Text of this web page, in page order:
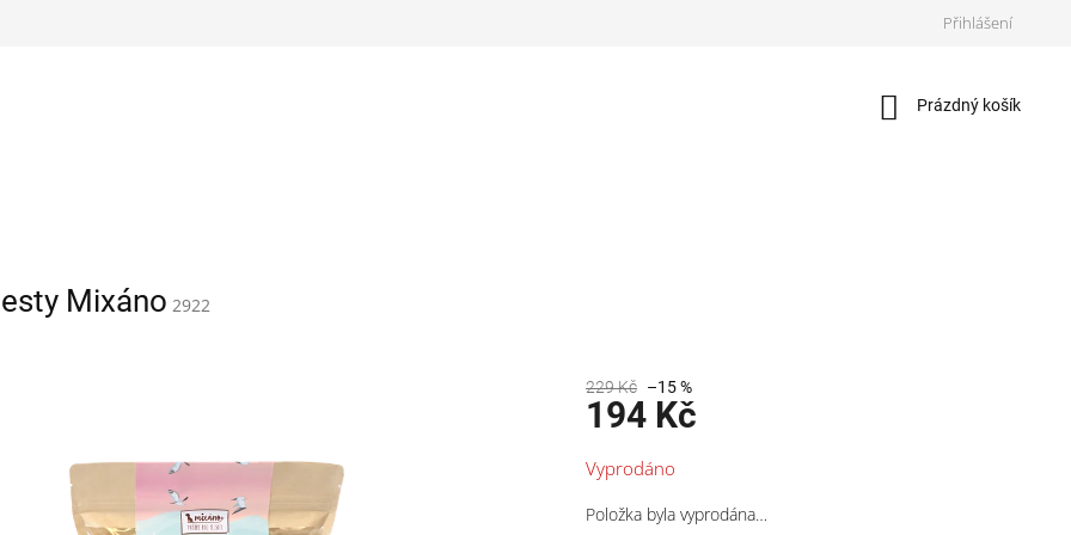
Přihlášení
Nákupní
Prázdný košík
Mixáno 2922
229 Kč –15 %
194 Kč
cena:
Vyprodáno
Položka byla vyprodána…